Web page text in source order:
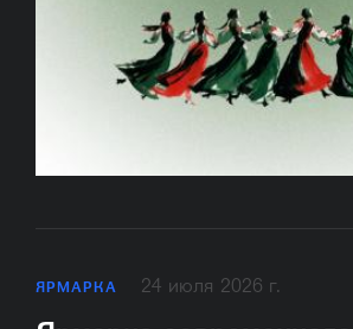
ЯРМАРКА 24 июля 2026 г.